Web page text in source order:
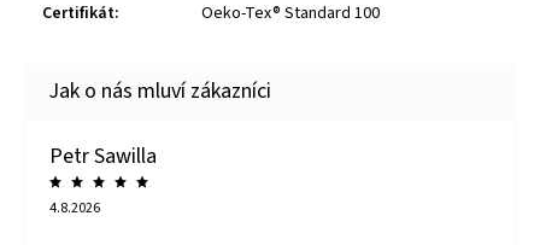
Certifikát: Oeko-Tex® Standard 100
Petr Sawilla
4.8.2026